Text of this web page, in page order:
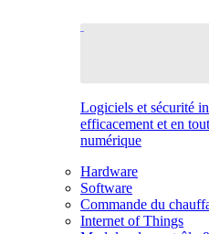
Logiciels et sécurité
efficacement et en
numérique
Hardware
Software
Commande du
Internet of Things